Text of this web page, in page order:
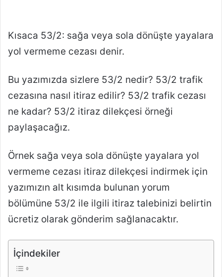
Kısaca 53/2: sağa veya sola dönüşte yayalara
yol vermeme cezası denir.
Bu yazımızda sizlere 53/2 nedir? 53/2 trafik
cezasına nasıl itiraz edilir? 53/2 trafik cezası
ne kadar? 53/2 itiraz dilekçesi örneği
paylaşacağız.
Örnek sağa veya sola dönüşte yayalara yol
vermeme cezası itiraz dilekçesi indirmek için
yazımızın alt kısımda bulunan yorum
bölümüne 53/2 ile ilgili itiraz talebinizi belirtin
ücretiz olarak gönderim sağlanacaktır.
İçindekiler